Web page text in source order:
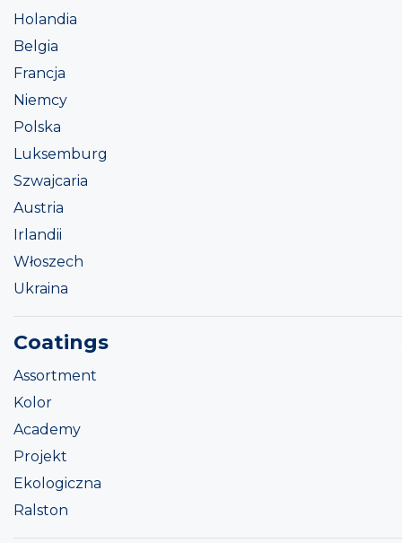
Holandia
Belgia
Francja
Niemcy
Polska
Luksemburg
Szwajcaria
Austria
Irlandii
Włoszech
Ukraina
Coatings
Assortment
Kolor
Academy
Projekt
Ekologiczna
Ralston